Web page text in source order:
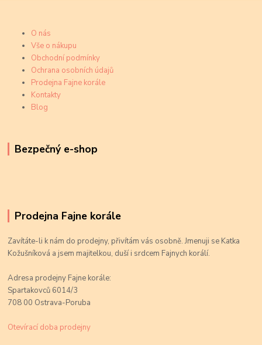
O nás
Vše o nákupu
Obchodní podmínky
Ochrana osobních údajů
Prodejna Fajne korále
Kontakty
Blog
Bezpečný e-shop
Prodejna Fajne korále
Zavítáte-li k nám do prodejny, přivítám vás osobně. Jmenuji se Katka
Kožušníková a jsem majitelkou, duší i srdcem Fajnych korálí.
Adresa prodejny Fajne korále:
Spartakovců 6014/3
708 00 Ostrava-Poruba
Otevírací doba prodejny